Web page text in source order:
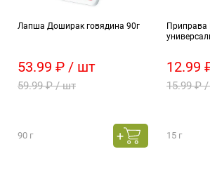
Лапша Доширак говядина 90г
53.99 ₽ / шт
59.99 ₽ / шт
90 г
Приправа
12.99
15.99 ₽
15 г